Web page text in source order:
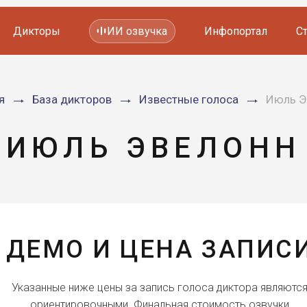
Мультфильмов
Дикторы ИИ озвучка Инфопортал
База дикторов Известные голоса Июль
ИЮЛЬ ЭВЕЛОНН
ДЕМО И ЦЕНА
Указанные ниже цены за запись голоса диктора являются